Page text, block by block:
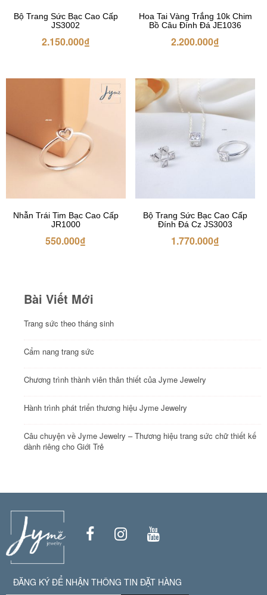
Bộ Trang Sức Bạc Cao Cấp
JS3002
2.150.000₫
Hoa Tai Vàng Trắng 10k Chim
Bồ Câu Đính Đá JE1036
2.200.000₫
Nhẫn Trái Tim Bạc Cao Cấp
JR1000
550.000₫
Bộ Trang Sức Bạc Cao Cấp
Đính Đá Cz JS3003
1.770.000₫
Bài Viết Mới
Trang sức theo tháng sinh
Cẩm nang trang sức
Chương trình thành viên thân thiết của Jyme Jewelry
Hành trình phát triển thương hiệu Jyme Jewelry
Câu chuyện về Jyme Jewelry – Thương hiệu trang sức chữ thiết kế
dành riêng cho Giới Trẻ
ĐĂNG KÝ ĐỂ NHẬN THÔNG TIN ĐẶT HÀNG